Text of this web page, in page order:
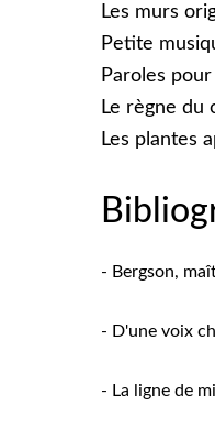
Les murs
Petite
Paroles
Le règne du
Les plantes
- Bergson,
- D'une voix
- La ligne de